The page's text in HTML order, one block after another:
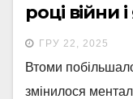
році війни
ГРУ 22, 2025
Втоми
змінилося